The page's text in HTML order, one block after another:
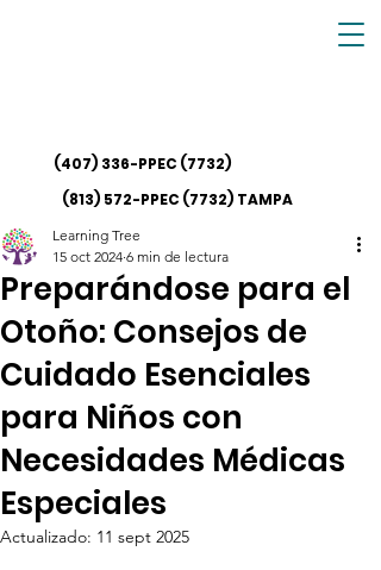
(407) 336-PPEC (7732)
(813) 572-PPEC (7732) TAMPA
Preparándose para el
Otoño: Consejos de
Cuidado Esenciales
para Niños con
Necesidades Médicas
Especiales
Learning Tree
15 oct 2024 6 min de lectura
Actualizado: 11 sept 2025